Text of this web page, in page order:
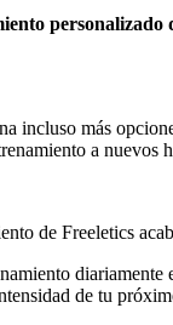
incluso más
a nuevos
de Freeletics
de tu